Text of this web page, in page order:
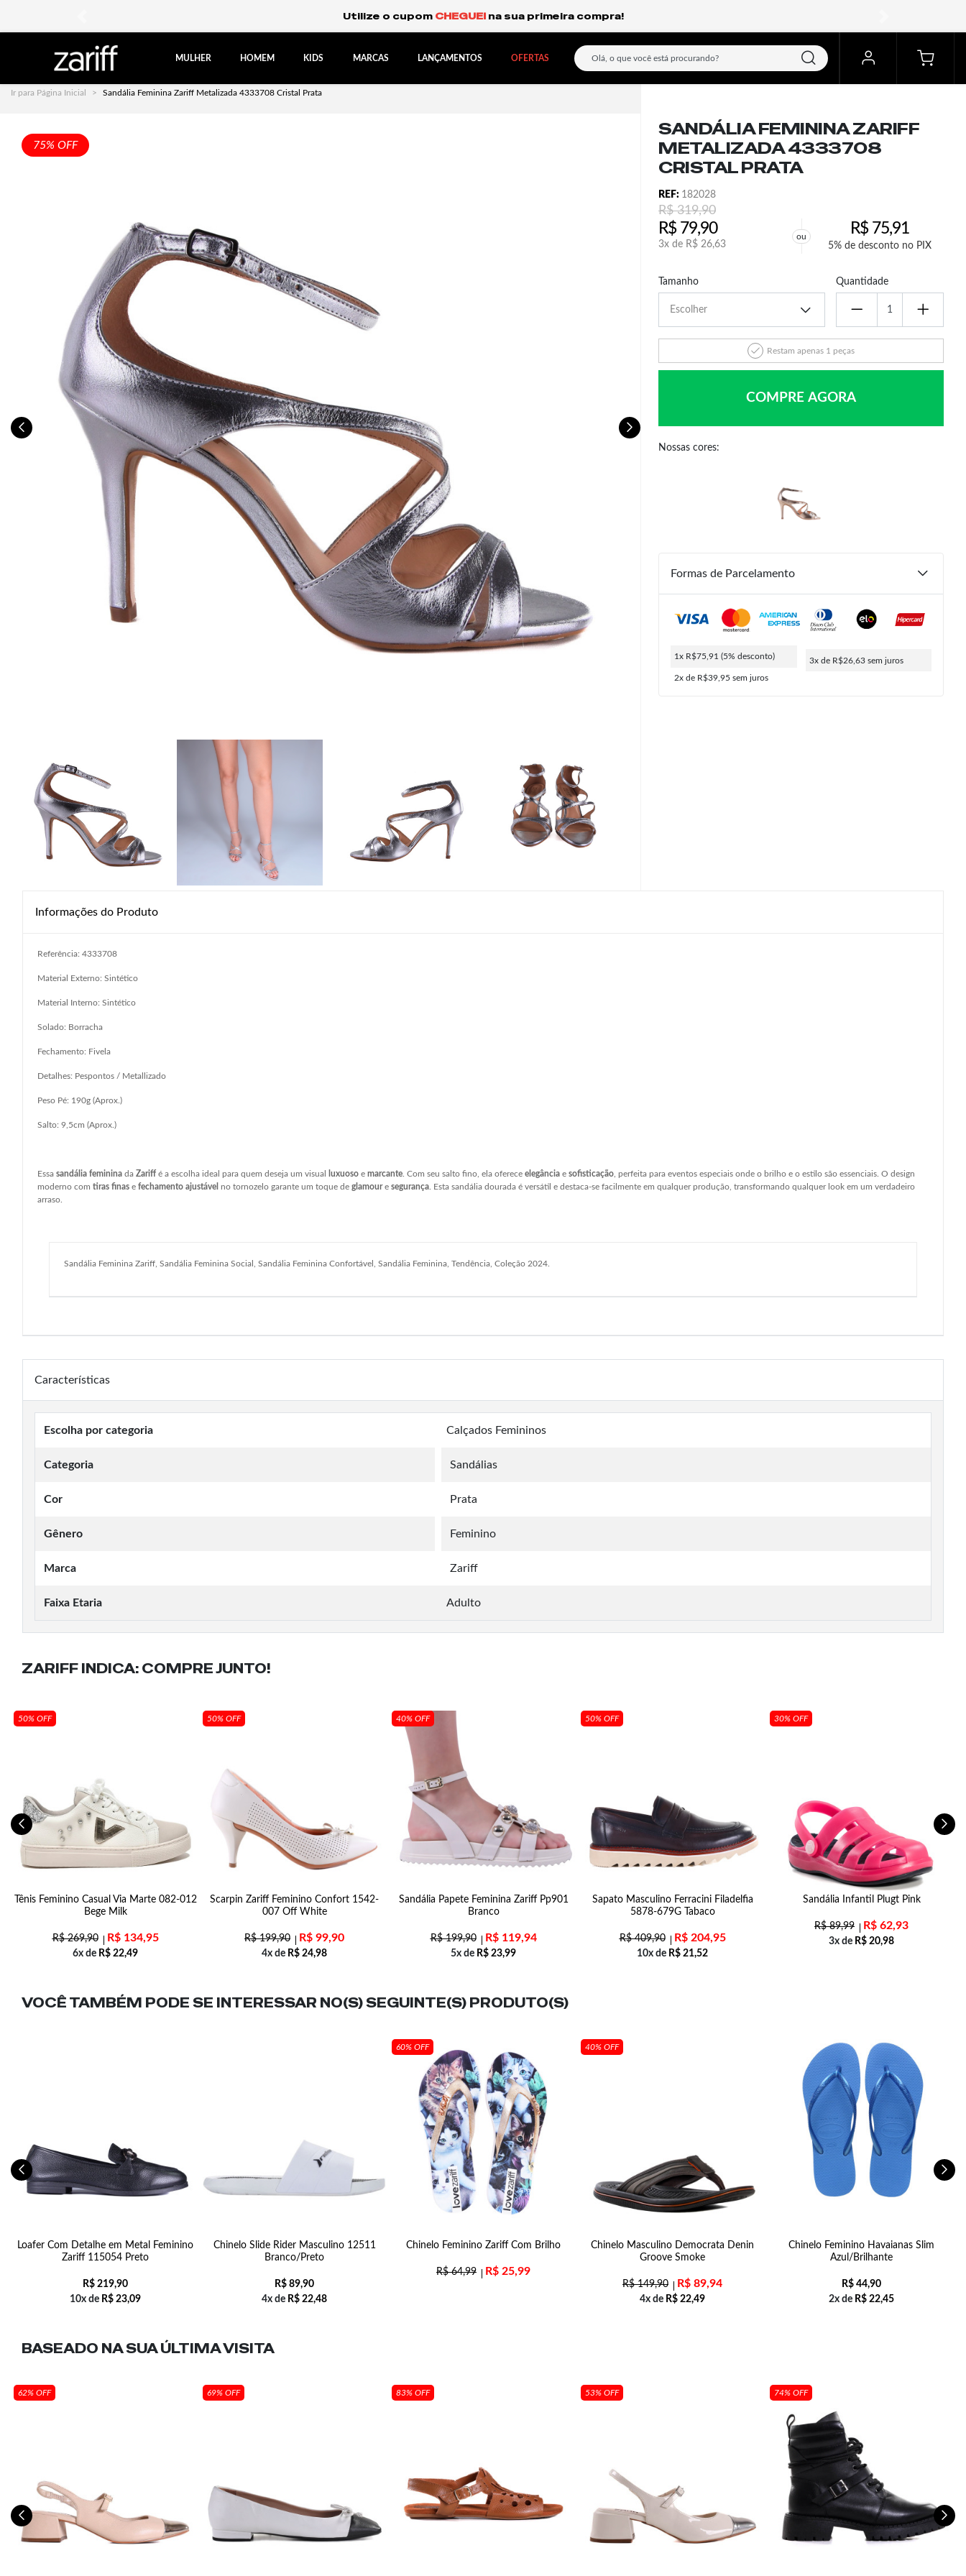
Frete Grátis Expresso para o Sul e São Paulo.
MULHER HOMEM KIDS MARCAS LANÇAMENTOS OFERTAS
Ir para Página Inicial Sandália Feminina Zariff Metalizada 4333708 Cristal Prata
75% OFF
SANDÁLIA FEMININA ZARIFF
METALIZADA 4333708
CRISTAL PRATA
REF: 182028
R$319,90
R$79,90
3x de R$ 26,63
ou R$75,91
5% de desconto no PIX
Tamanho Quantidade
Restam apenas 1 peças
COMPRE AGORA
Nossas cores:
Formas de Parcelamento
1x R$75,91 (5% desconto)
2x de R$39,95 sem juros
3x de R$26,63 sem juros
Informações do Produto
Referência: 4333708
Material Externo: Sintético
Material Interno: Sintético
Solado: Borracha
Fechamento: Fivela
Detalhes: Pespontos / Metallizado
Peso Pé: 190g (Aprox.)
Salto: 9,5cm (Aprox.)
Essa sandália feminina da Zariff é a escolha ideal para quem deseja um visual luxuoso e marcante . Com seu salto fino, ela oferece elegância e sofisticação , perfeita para eventos especiais onde o brilho e o estilo são essenciais. O design
moderno com tiras finas e fechamento ajustável no tornozelo garante um toque de glamoure segurança . Esta sandália dourada é versátil e destaca-se facilmente em qualquer produção, transformando qualquer look em um verdadeiro
arraso.
Sandália Feminina Zariff, Sandália Feminina Social, Sandália Feminina Confortável, Sandália Feminina, Tendência, Coleção 2024.
Características
Escolha por categoria Calçados Femininos
Categoria Sandálias
Cor Prata
Gênero Feminino
Marca Zariff
Faixa Etaria Adulto
ZARIFF INDICA: COMPRE JUNTO!
50% OFF
Tênis Feminino Casual Via Marte 082-012
Bege Milk
R$269,90 R$134,95
6x de R$ 22,49
50% OFF
Scarpin Zariff Feminino Confort 1542-
007 Off White
R$199,90 R$ 99,90
4x de R$ 24,98
40% OFF
Sandália Papete Feminina Zariff Pp901
Branco
R$199,90 R$119,94
5x de R$ 23,99
50% OFF
Sapato Masculino Ferracini Filadelfia
5878-679G Tabaco
R$409,90 R$204,95
10x de R$ 21,52
30% OFF
Sandália Infantil Plugt Pink
R$89,99 R$ 62,93
3x de R$ 20,98
VOCÊ TAMBÉM PODE SE INTERESSAR NO(S) SEGUINTE(S) PRODUTO(S)
Loafer Com Detalhe em Metal Feminino
Zariff 115054 Preto
R$ 219,90
10x de R$ 23,09
Chinelo Slide Rider Masculino 12511
Branco/Preto
R$ 89,90
4x de R$ 22,48
60% OFF
Chinelo Feminino Zariff Com Brilho
R$64,99 R$ 25,99
40% OFF
Chinelo Masculino Democrata Denin
Groove Smoke
R$149,90 R$ 89,94
4x de R$ 22,49
Chinelo Feminino Havaianas Slim
Azul/Brilhante
R$ 44,90
2x de R$ 22,45
BASEADO NA SUAÚLTIMA VISITA
62% OFF 69% OFF 83% OFF 53% OFF 74% OFF